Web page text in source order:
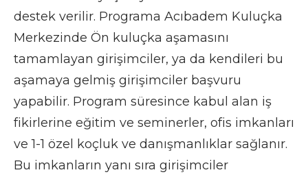
destek verilir. Programa Acıbadem Kuluçka
Merkezinde Ön kuluçka aşamasını
tamamlayan girişimciler, ya da kendileri bu
aşamaya gelmiş girişimciler başvuru
yapabilir. Program süresince kabul alan iş
fikirlerine eğitim ve seminerler, ofis imkanları
ve 1-1 özel koçluk ve danışmanlıklar sağlanır.
Bu imkanların yanı sıra girişimciler